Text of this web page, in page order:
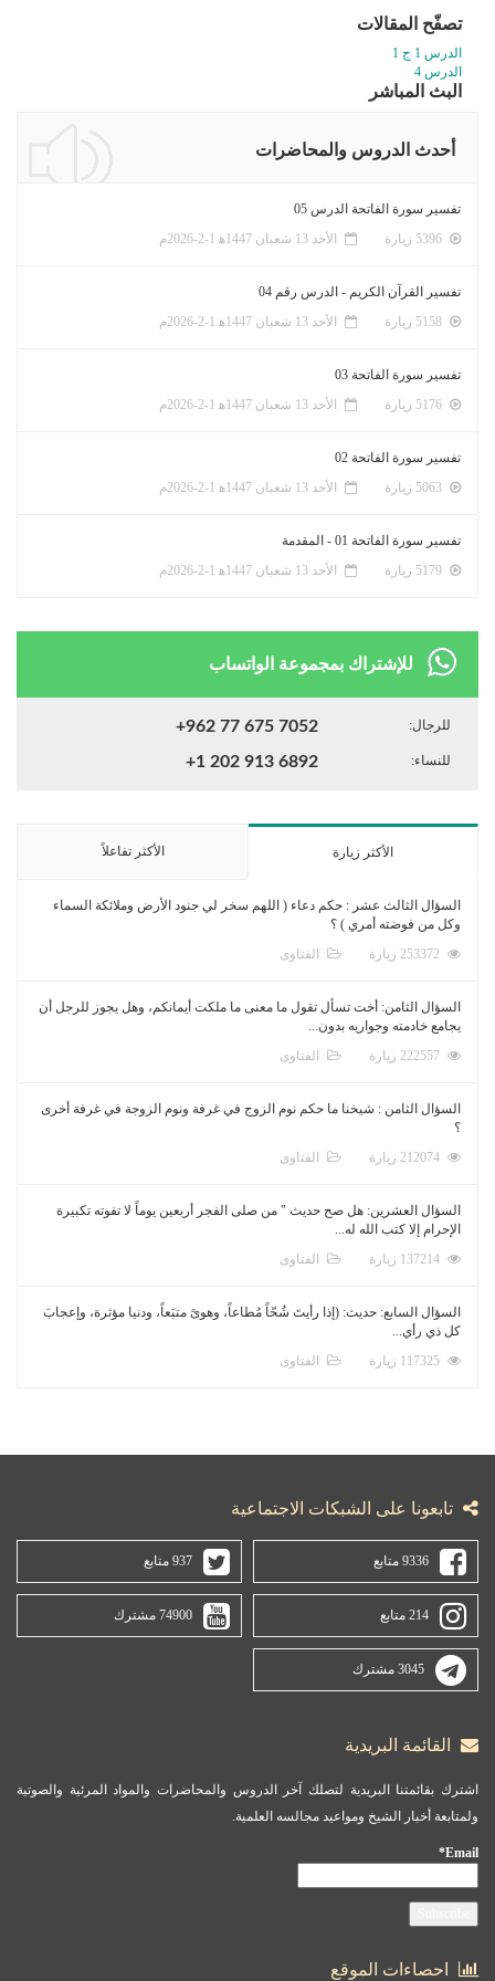
تصفّح المقالات
الدرس 1 ج 1
الدرس 4
البث المباشر
أحدث الدروس والمحاضرات
تفسير سورة الفاتحة الدرس 05
الأحد 13 شعبان 1447ﻫ 1-2-2026م
تفسير القرآن الكريم - الدرس رقم 04
الأحد 13 شعبان 1447ﻫ 1-2-2026م
تفسير سورة الفاتحة 03
الأحد 13 شعبان 1447ﻫ 1-2-2026م
تفسير سورة الفاتحة 02
الأحد 13 شعبان 1447ﻫ 1-2-2026م
تفسير سورة الفاتحة 01 - المقدمة
الأحد 13 شعبان 1447ﻫ 1-2-2026م
للإشتراك بمجموعة الواتساب
للرجال: +962 77 675 7052
للنساء: +1 202 913 6892
الأكثر زيارة الأكثر تفاعلاً
السؤال الثالث عشر : حكم دعاء ( اللهم سخر لي جنود الأرض وملائكة السماء
وكل من فوضته أمري ) ؟
الفتاوى
السؤال الثامن: أخت تسأل تقول ما معنى ما ملكت أيمانكم، وهل يجوز للرجل أن
يجامع خادمته وجواريه بدون...
الفتاوى
السؤال الثامن : شيخنا ما حكم نوم الزوج في غرفة ونوم الزوجة في غرفة أخرى
؟
الفتاوى
السؤال العشرين: هل صح حديث " من صلى الفجر أربعين يوماً لا تفوته تكبيرة
الإحرام إلا كتب الله له...
الفتاوى
السؤال السابع: حديث: (إذا رأيتَ شُحّاً مُطاعاً، وهوىً متبَعاً، ودنيا مؤثرة، وإعجابَ
كل ذي رأي...
الفتاوى
تابعونا على الشبكات الاجتماعية
9336 متابع 937 متابع
214 متابع 74900 مشترك
3045 مشترك
القائمة البريدية
اشترك بقائمتنا البريدية لتصلك آخر الدروس والمحاضرات والمواد المرئية والصوتية
ولمتابعة أخبار الشيخ ومواعيد مجالسه العلمية.
Email*
احصاءات الموقع